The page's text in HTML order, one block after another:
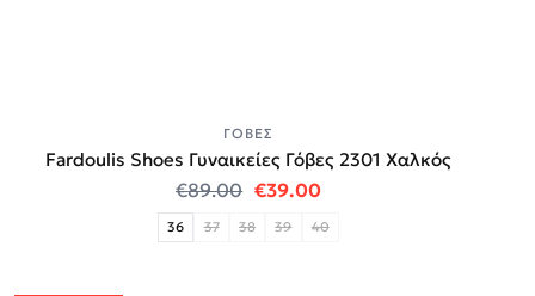
ΓΌΒΕΣ
Fardoulis Shoes Γυναικείες Γόβες 2301 Χαλκός
€89.00 Original price was: €89.00.
€39.00Η τρέχουσα τιμή
36 37 38 39 40